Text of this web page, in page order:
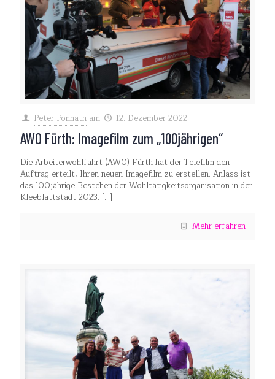
Peter Ponnath am 12. Dezember 2022
AWO Fürth: Imagefilm zum „100jährigen“
Die Arbeiterwohlfahrt (AWO) Fürth hat der Telefilm den
Auftrag erteilt, Ihren neuen Imagefilm zu erstellen. Anlass ist
das 100jährige Bestehen der Wohltätigkeitsorganisation in der
Kleeblattstadt 2023. […]
Mehr erfahren